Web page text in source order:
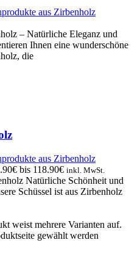
aus Zirbenholz
– Natürliche Eleganz und
Ihnen eine wunderschöne
die
aus Zirbenholz
bis 118.90€ inkl. MwSt.
Natürliche Schönheit und
Schüssel ist aus Zirbenholz
weist mehrere Varianten auf.
gewählt werden